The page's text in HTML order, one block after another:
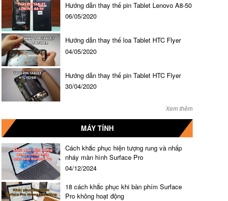
Hướng dẫn thay thế pin Tablet Lenovo A8-50
06/05/2020
Hướng dẫn thay thế loa Tablet HTC Flyer
04/05/2020
Hướng dẫn thay thế pin Tablet HTC Flyer
30/04/2020
Xem thêm
MÁY TÍNH
Cách khắc phục hiện tượng rung và nhấp
nháy màn hình Surface Pro
04/12/2024
18 cách khắc phục khi bàn phím Surface
Pro không hoạt động